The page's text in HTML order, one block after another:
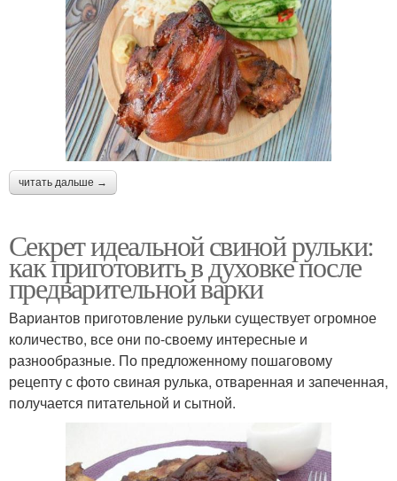
читать дальше →
Секрет идеальной свиной рульки:
как приготовить в духовке после
предварительной варки
Вариантов приготовление рульки существует огромное
количество, все они по-своему интересные и
разнообразные. По предложенному пошаговому
рецепту с фото свиная рулька, отваренная и запеченная,
получается питательной и сытной.